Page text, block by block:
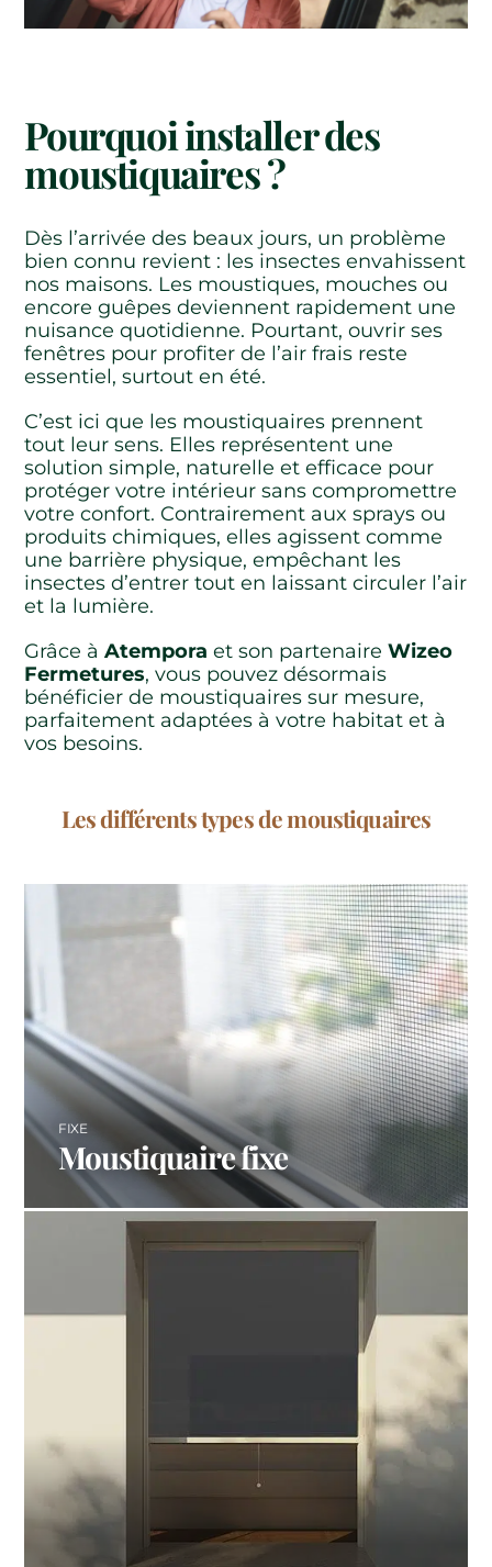
Pourquoi installer des
moustiquaires ?
Dès l’arrivée des beaux jours, un problème
bien connu revient : les insectes envahissent
nos maisons. Les moustiques, mouches ou
encore guêpes deviennent rapidement une
nuisance quotidienne. Pourtant, ouvrir ses
fenêtres pour profiter de l’air frais reste
essentiel, surtout en été.
C’est ici que les moustiquaires prennent
tout leur sens. Elles représentent une
solution simple, naturelle et efficace pour
protéger votre intérieur sans compromettre
votre confort. Contrairement aux sprays ou
produits chimiques, elles agissent comme
une barrière physique, empêchant les
insectes d’entrer tout en laissant circuler l’air
et la lumière.
Grâce àAtempora et son partenaireWizeo
Fermetures, vous pouvez désormais
bénéficier de moustiquaires sur mesure,
parfaitement adaptées à votre habitat et à
vos besoins.
Les différents types de moustiquaires
FIXE
Moustiquaire fixe